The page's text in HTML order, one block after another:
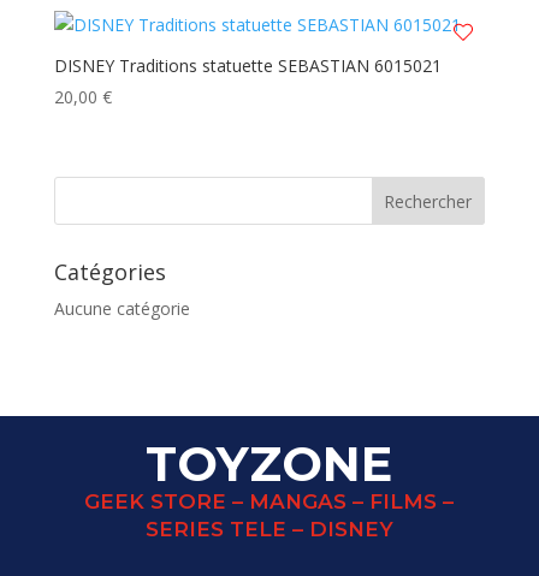
DISNEY Traditions statuette SEBASTIAN 6015021
20,00 €
Catégories
Aucune catégorie
TOYZONE
GEEK STORE – MANGAS – FILMS –
SERIES TELE – DISNEY